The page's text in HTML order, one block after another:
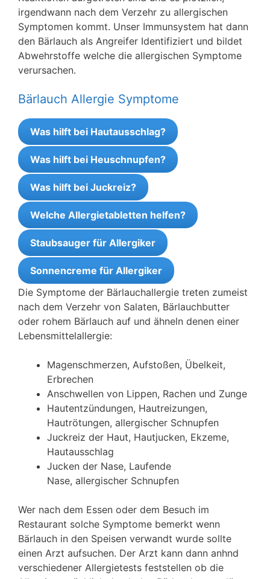
irgendwann nach dem Verzehr zu allergischen
Symptomen kommt. Unser Immunsystem hat dann
den Bärlauch als Angreifer Identifiziert und bildet
Abwehrstoffe welche die allergischen Symptome
verursachen.
Bärlauch Allergie Symptome
Was hilft bei Hautausschlag?
Was hilft bei Heuschnupfen?
Was hilft bei Juckreiz?
Welche Allergietabletten helfen?
Staubsauger für Allergiker
Sonnencreme für Allergiker
Die Symptome der Bärlauchallergie treten zumeist
nach dem Verzehr von Salaten, Bärlauchbutter
oder rohem Bärlauch auf und ähneln denen einer
Lebensmittelallergie:
Magenschmerzen, Aufstoßen, Übelkeit,
Erbrechen
Anschwellen von Lippen, Rachen und Zunge
Hautentzündungen, Hautreizungen,
Hautrötungen, allergischer Schnupfen
Juckreiz der Haut, Hautjucken, Ekzeme,
Hautausschlag
Jucken der Nase, Laufende
Nase, allergischer Schnupfen
Wer nach dem Essen oder dem Besuch im
Restaurant solche Symptome bemerkt wenn
Bärlauch in den Speisen verwandt wurde sollte
einen Arzt aufsuchen. Der Arzt kann dann anhnd
verschiedener Allergietests feststellen ob die